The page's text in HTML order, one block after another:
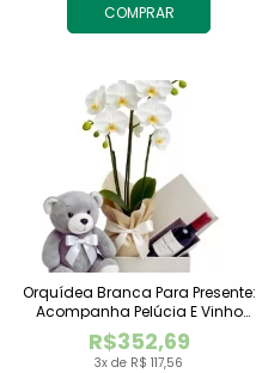
COMPRAR
3x de R$ 117,56
R$352,69
Orquídea Branca Para Presente:
Acompanha Pelúcia E Vinho
Tinto Importado